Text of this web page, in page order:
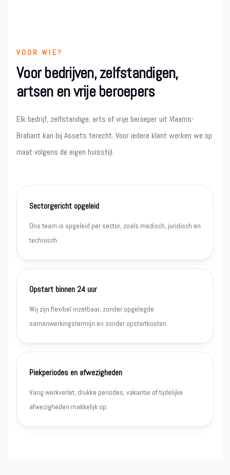
VOOR WIE?
Voor bedrijven, zelfstandigen,
artsen en vrije beroepers
Elk bedrijf, zelfstandige, arts of vrije beroeper uit Vlaams-
Brabant kan bij Assets terecht. Voor iedere klant werken we op
maat volgens de eigen huisstijl.
Sectorgericht opgeleid
Ons team is opgeleid per sector, zoals medisch, juridisch en
technisch.
Opstart binnen 24 uur
Wij zijn flexibel inzetbaar, zonder opgelegde
samenwerkingstermijn en zonder opstartkosten.
Piekperiodes en afwezigheden
Vang werkverlet, drukke periodes, vakantie of tijdelijke
afwezigheden makkelijk op.